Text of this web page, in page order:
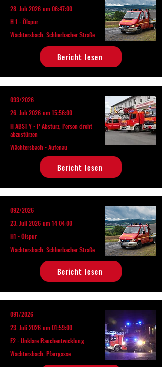
28. Juli 2026 um 06:47:00
H 1 - Ölspur
Wächtersbach, Schlierbacher Straße
Bericht lesen
093/2026
26. Juli 2026 um 15:56:00
H ABST Y - P Absturz, Person droht
abzustürzen
Wächtersbach - Aufenau
Bericht lesen
092/2026
23. Juli 2026 um 14:04:00
H1 - Ölspur
Wächtersbach, Schlierbacher Straße
Bericht lesen
091/2026
23. Juli 2026 um 01:59:00
F2 - Unklare Rauchentwicklung
Wächtersbach, Pfarrgasse